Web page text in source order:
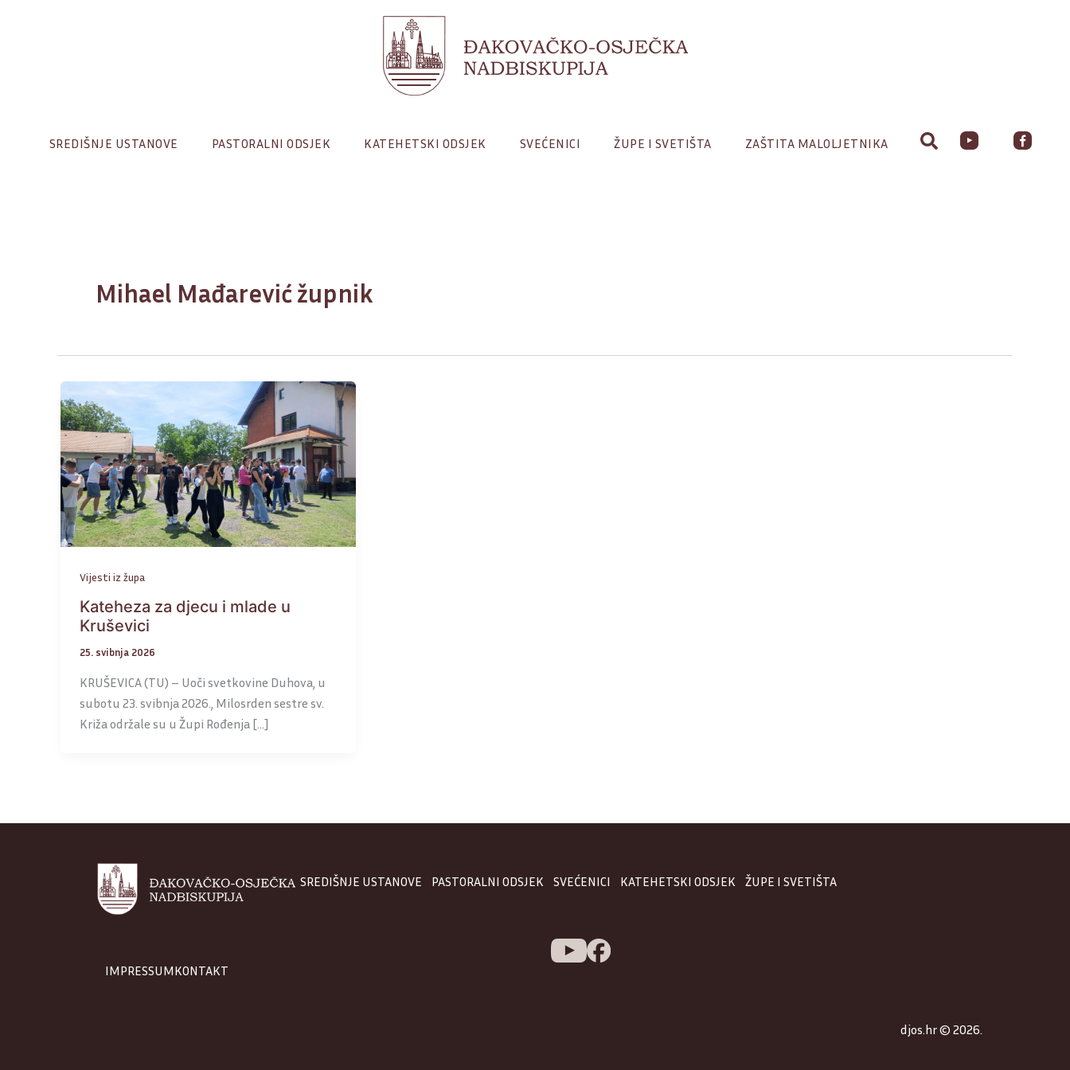
SREDIŠNJE USTANOVE PASTORALNI ODSJEK KATEHETSKI ODSJEK SVEĆENICI ŽUPE I SVETIŠTA ZAŠTITA MALOLJETNIKA
Mihael Mađarević župnik
Vijesti iz župa
Kateheza za djecu i mlade u
Kruševici
25. svibnja 2026
KRUŠEVICA (TU) – Uoči svetkovine Duhova, u
subotu 23. svibnja 2026., Milosrden sestre sv.
Križa održale su u Župi Rođenja […]
SREDIŠNJE USTANOVE PASTORALNI ODSJEK SVEĆENICI KATEHETSKI ODSJEK ŽUPE I SVETIŠTA
IMPRESSUMKONTAKT
djos.hr © 2026.